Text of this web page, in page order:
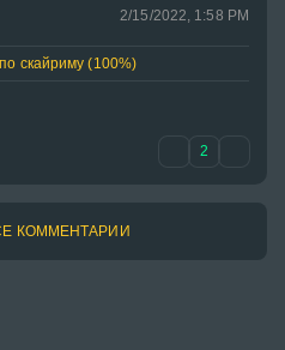
2/15/2022, 1:58 PM
скайриму (100%)
2
КОММЕНТАРИИ